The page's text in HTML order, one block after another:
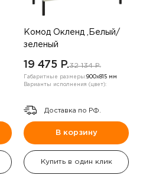
Комод Окленд ,Белый/
зеленый
19 475 P.32 134 P.
Габаритные размеры:900х815 мм
Варианты исполнения (цвет):
Доставка по РФ.
В корзину
Купить в один клик